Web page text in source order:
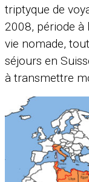
triptyque de
2008, période à
vie nomade,
séjours en
à transmettre